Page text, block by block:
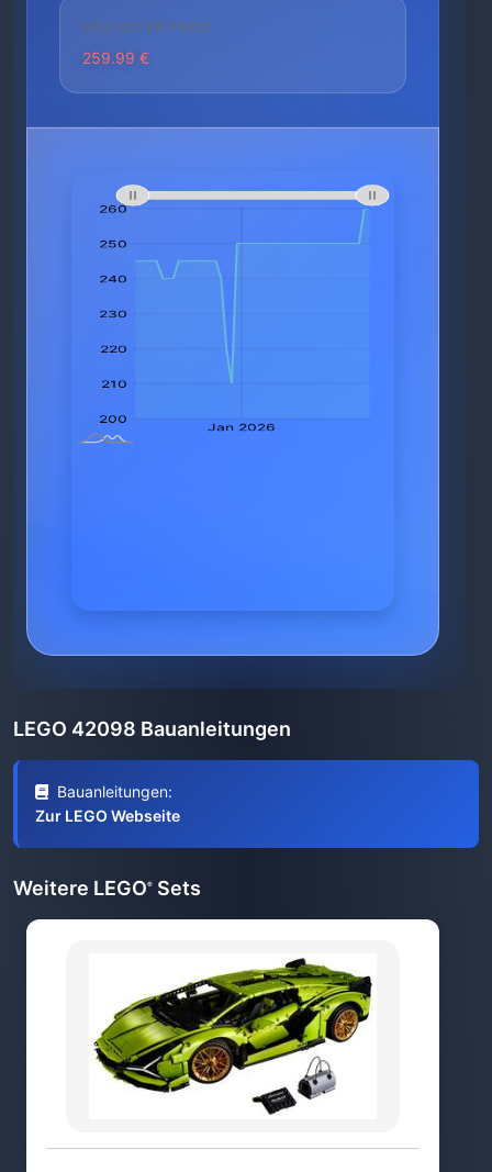
HÖCHSTER PREIS
259.99 €
LEGO 42098 Bauanleitungen
Bauanleitungen:
Zur LEGO Webseite
Weitere LEGO® Sets